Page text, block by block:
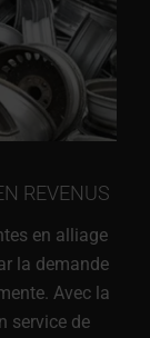
REVENUS
en alliage
la demande
Avec la
service de